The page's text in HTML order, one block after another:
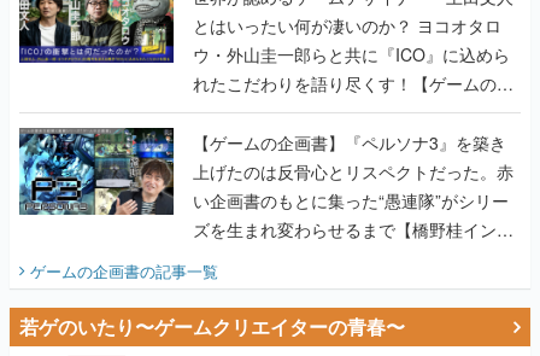
とはいったい何が凄いのか？ ヨコオタロ
ウ・外山圭一郎らと共に『ICO』に込めら
れたこだわりを語り尽くす！【ゲームの企
画書】
【ゲームの企画書】『ペルソナ3』を築き
上げたのは反骨心とリスペクトだった。赤
い企画書のもとに集った“愚連隊”がシリー
ズを生まれ変わらせるまで【橋野桂インタ
ゲームの企画書の記事一覧
若ゲのいたり〜ゲームクリエイターの青春〜